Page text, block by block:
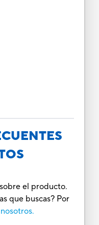
el producto.
que buscas? Por